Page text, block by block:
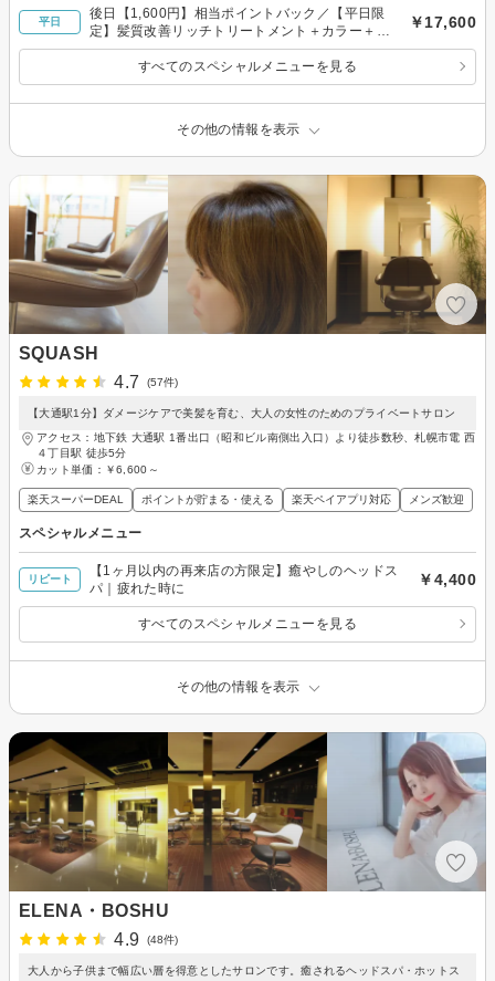
平日
後日【1,600円】相当ポイントバック／【平日限
定】髪質改善リッチトリートメント＋カラー＋カ
ット＋頭皮クレンジング
￥17,600
すべてのスペシャルメニューを見る
その他の情報を表示
SQUASH
4.7
(57件)
【大通駅1分】ダメージケアで美髪を育む、大人の女性のためのプライベートサロン
アクセス：地下鉄 大通駅 1番出口（昭和ビル南側出入口）より徒歩数秒、札幌市電 西
４丁目駅 徒歩5分
カット単価： ￥6,600～
楽天スーパーDEAL ポイントが貯まる・使える 楽天ペイアプリ対応 メンズ歓迎
スペシャルメニュー
リピート
【1ヶ月以内の再来店の方限定】癒やしのヘッドス
パ｜疲れた時に
￥4,400
すべてのスペシャルメニューを見る
その他の情報を表示
ELENA・BOSHU
4.9
(48件)
大人から子供まで幅広い層を得意としたサロンです。癒されるヘッドスパ・ホットス